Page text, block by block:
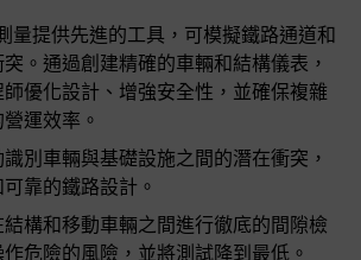
量提供先進的工具，可模擬鐵路通道和
。通過創建精確的車輛和結構儀表，
優化設計、增強安全性，並確保複雜
運效率。
別車輛與基礎設施之間的潛在衝突，
靠的鐵路設計。
構和移動車輛之間進行徹底的間隙檢
危險的風險，並將測試降到最低。